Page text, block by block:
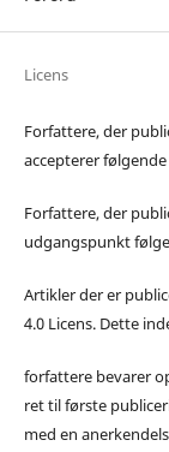
Licens
Forfattere, der
accepterer
Forfattere, der
udgangspunkt
Artikler der er
4.0 Licens. Dette
forfattere bevarer
ret til første
med en